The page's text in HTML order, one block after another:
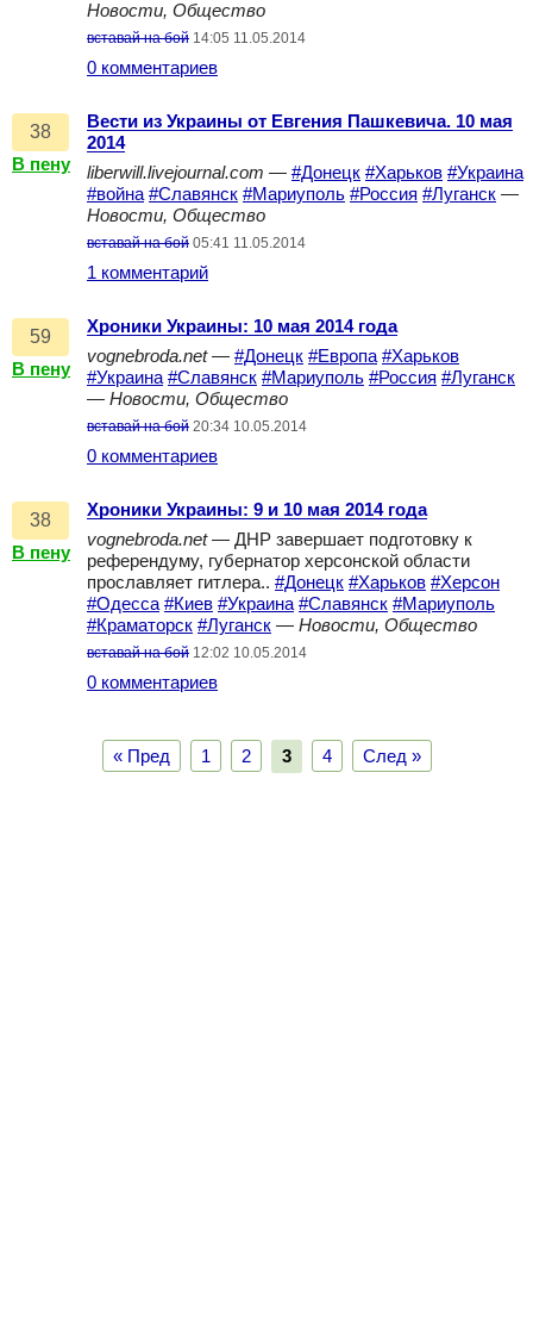
Новости, Общество
вставай на бой 14:05 11.05.2014
0 комментариев
38
В пену
Вести из Украины от Евгения Пашкевича. 10 мая
2014
liberwill.livejournal.com — #Донецк #Харьков #Украина
#война #Славянск #Мариуполь #Россия #Луганск —
Новости, Общество
вставай на бой 05:41 11.05.2014
1 комментарий
59
В пену
Хроники Украины: 10 мая 2014 года
vognebroda.net— #Донецк #Европа #Харьков
#Украина #Славянск #Мариуполь #Россия #Луганск
— Новости, Общество
вставай на бой 20:34 10.05.2014
0 комментариев
38
В пену
Хроники Украины: 9 и 10 мая 2014 года
vognebroda.net— ДНР завершает подготовку к
референдуму, губернатор херсонской области
прославляет гитлера.. #Донецк #Харьков #Херсон
#Одесса #Киев #Украина #Славянск #Мариуполь
#Краматорск #Луганск — Новости, Общество
вставай на бой 12:02 10.05.2014
0 комментариев
« Пред 1 2 3 4 След »